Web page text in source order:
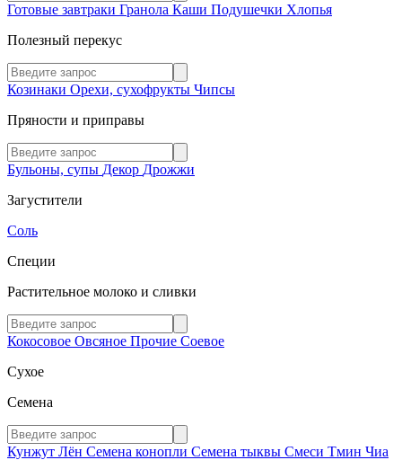
Готовые завтраки Гранола Каши Подушечки Хлопья
Полезный перекус
Козинаки Орехи, сухофрукты Чипсы
Пряности и приправы
Бульоны, супы Декор Дрожжи
Загустители
Соль
Специи
Растительное молоко и сливки
Кокосовое Овсяное Прочие Соевое
Сухое
Семена
Кунжут Лён Семена конопли Семена тыквы Смеси Тмин Чиа